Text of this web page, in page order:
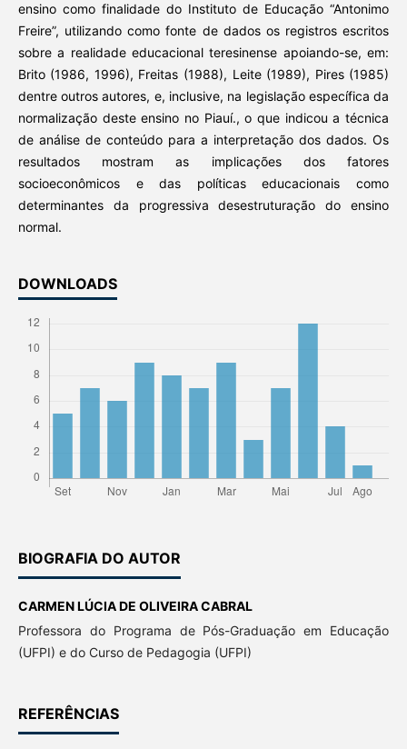
ensino como finalidade do Instituto de Educação “Antonimo
Freire”, utilizando como fonte de dados os registros escritos
sobre a realidade educacional teresinense apoiando-se, em:
Brito (1986, 1996), Freitas (1988), Leite (1989), Pires (1985)
dentre outros autores, e, inclusive, na legislação específica da
normalização deste ensino no Piauí., o que indicou a técnica
de análise de conteúdo para a interpretação dos dados. Os
resultados mostram as implicações dos fatores
socioeconômicos e das políticas educacionais como
determinantes da progressiva desestruturação do ensino
normal.
DOWNLOADS
BIOGRAFIA DO AUTOR
CARMEN LÚCIA DE OLIVEIRA CABRAL
Professora do Programa de Pós-Graduação em Educação
(UFPI) e do Curso de Pedagogia (UFPI)
REFERÊNCIAS